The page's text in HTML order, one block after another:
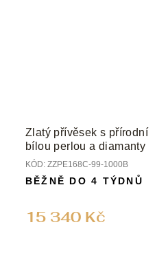
Zlatý přívěsek s přírodní
bílou perlou a diamanty
KÓD: ZZPE168C-99-1000B
15 340 Kč
BĚŽNĚ DO 4 TÝDNŮ